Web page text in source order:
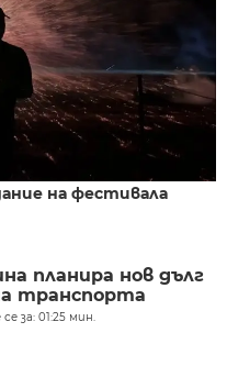
на фестивала
планира нов дълг
транспорта
за: 01:25 мин.